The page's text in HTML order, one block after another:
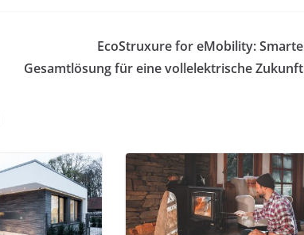
EcoStruxure for eMobility: Smarte
Gesamtlösung für eine vollelektrische Zukunft